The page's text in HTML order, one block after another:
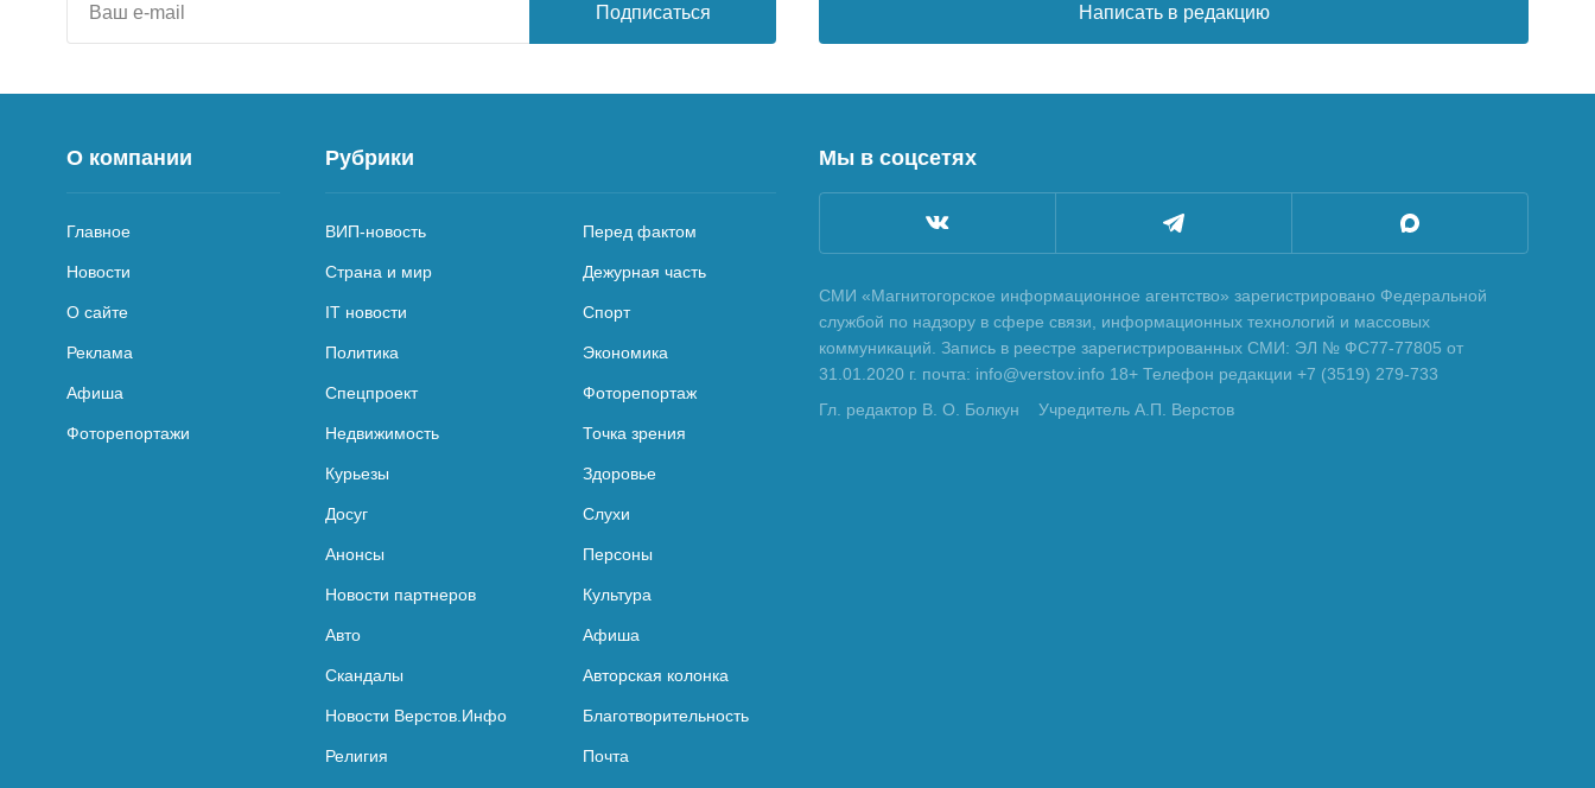
Подписаться Написать в редакцию
О компании
Главное
Новости
О сайте
Реклама
Афиша
Фоторепортажи
Рубрики
ВИП-новость Перед фактом
Страна и мир Дежурная часть
IT новости Спорт
Политика Экономика
Спецпроект Фоторепортаж
Недвижимость Точка зрения
Курьезы Здоровье
Досуг Слухи
Анонсы Персоны
Новости партнеров Культура
Авто Афиша
Скандалы Авторская колонка
Новости Верстов.Инфо Благотворительность
Религия Почта
Мы в соцсетях
СМИ «Магнитогорское информационное агентство» зарегистрировано Федеральной
службой по надзору в сфере связи, информационных технологий и массовых
коммуникаций. Запись в реестре зарегистрированных СМИ: ЭЛ № ФС77-77805 от
31.01.2020 г. почта: info@verstov.info 18+ Телефон редакции +7 (3519) 279-733
Гл. редактор В. О. Болкун
Учредитель А.П. Верстов